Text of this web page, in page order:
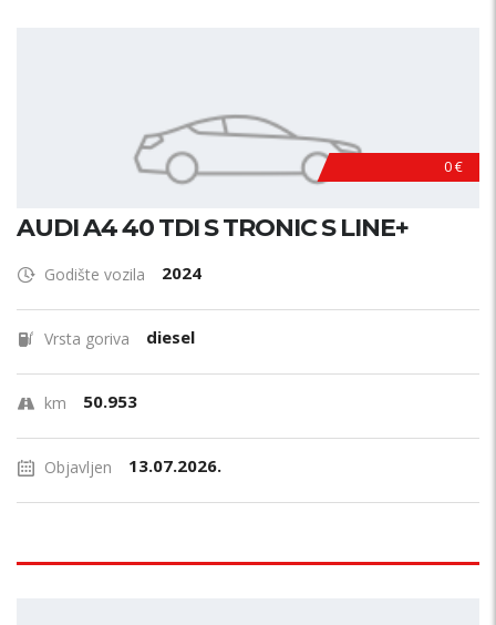
0 €
AUDI A4 40 TDI S TRONIC S LINE+
Godište vozila 2024
Vrsta goriva diesel
km 50.953
Objavljen 13.07.2026.